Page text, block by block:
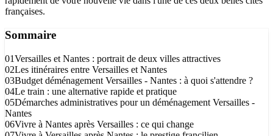
françaises.
Sommaire
01Versailles et Nantes : portrait de deux villes attractives
02Les itinéraires entre Versailles et Nantes
03Budget déménagement Versailles - Nantes : à quoi s'attendre ?
04Le train : une alternative rapide et pratique
05Démarches administratives pour un déménagement Versailles -
Nantes
06Vivre à Nantes après Versailles : ce qui change